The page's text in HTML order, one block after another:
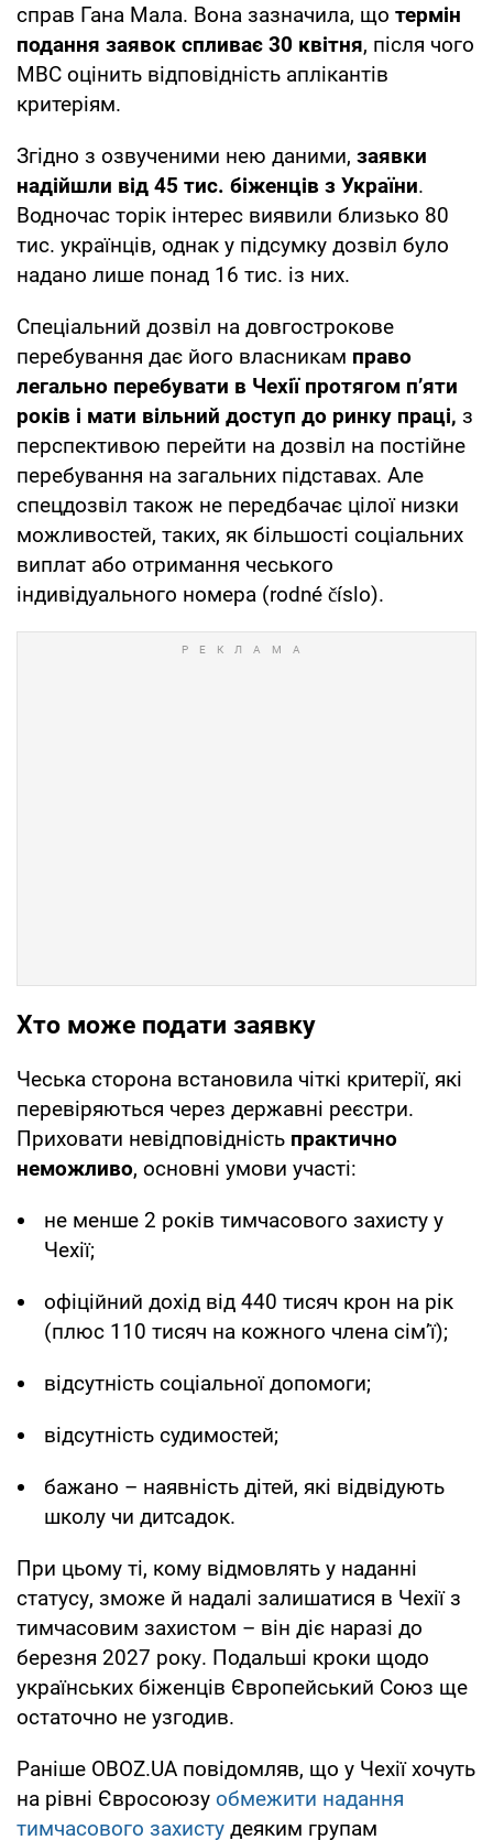
справ Гана Мала. Вона зазначила, що термін
подання заявок спливає 30 квітня, після чого
МВС оцінить відповідність аплікантів
критеріям.
Згідно з озвученими нею даними, заявки
надійшли від 45 тис. біженців з України.
Водночас торік інтерес виявили близько 80
тис. українців, однак у підсумку дозвіл було
надано лише понад 16 тис. із них.
Спеціальний дозвіл на довгострокове
перебування дає його власникам право
легально перебувати в Чехії протягом п’яти
років і мати вільний доступ до ринку праці, з
перспективою перейти на дозвіл на постійне
перебування на загальних підставах. Але
спецдозвіл також не передбачає цілої низки
можливостей, таких, як більшості соціальних
виплат або отримання чеського
індивідуального номера (rodné číslo).
Хто може подати заявку
Чеська сторона встановила чіткі критерії, які
перевіряються через державні реєстри.
Приховати невідповідність практично
неможливо, основні умови участі:
не менше 2 років тимчасового захисту у
Чехії;
офіційний дохід від 440 тисяч крон на рік
(плюс 110 тисяч на кожного члена сім’ї);
відсутність соціальної допомоги;
відсутність судимостей;
бажано – наявність дітей, які відвідують
школу чи дитсадок.
При цьому ті, кому відмовлять у наданні
статусу, зможе й надалі залишатися в Чехії з
тимчасовим захистом – він діє наразі до
березня 2027 року. Подальші кроки щодо
українських біженців Європейський Союз ще
остаточно не узгодив.
Раніше OBOZ.UA повідомляв, що у Чехії хочуть
на рівні Євросоюзу обмежити надання
тимчасового захисту деяким групам